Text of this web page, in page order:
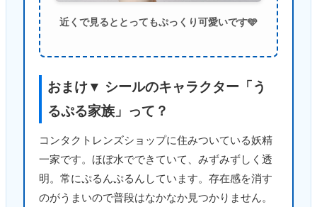
近くで見るととってもぷっくり可愛いです🩵
おまけ▼ シールのキャラクター「う
るぷる家族」って？
コンタクトレンズショップに住みついている妖精
一家です。ほぼ水でできていて、みずみずしく透
明。常にぷるんぷるんしています。存在感を消す
のがうまいので普段はなかなか見つかりません。